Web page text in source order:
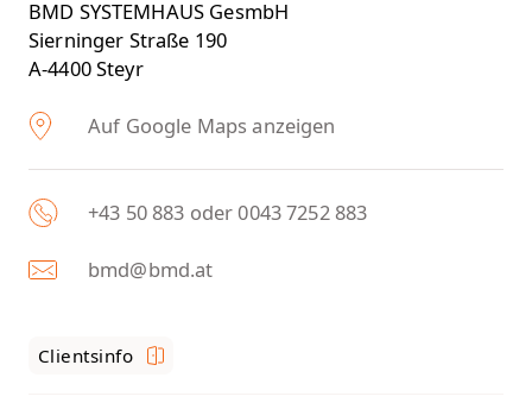
BMD SYSTEMHAUS GesmbH
Sierninger Straße 190
A-4400 Steyr
Auf Google Maps anzeigen
+43 50 883 oder 0043 7252 883
bmd@bmd.at
Clientsinfo